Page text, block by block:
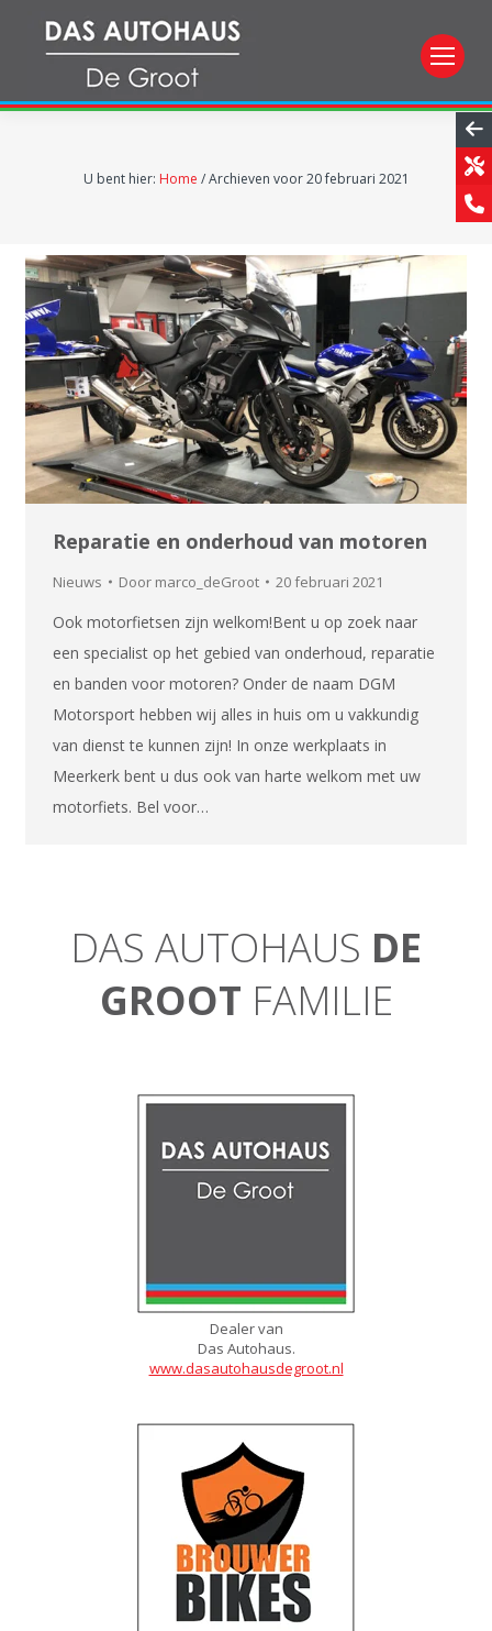
U bent hier: Home /Archieven voor 20 februari 2021
Reparatie en onderhoud van motoren
Nieuws Door marco_deGroot 20 februari 2021
Ook motorfietsen zijn welkom!Bent u op zoek naar
een specialist op het gebied van onderhoud, reparatie
en banden voor motoren? Onder de naam DGM
Motorsport hebben wij alles in huis om u vakkundig
van dienst te kunnen zijn! In onze werkplaats in
Meerkerk bent u dus ook van harte welkom met uw
motorfiets. Bel voor…
DAS AUTOHAUS DE
GROOT FAMILIE
Dealer van
Das Autohaus.
www.dasautohausdegroot.nl